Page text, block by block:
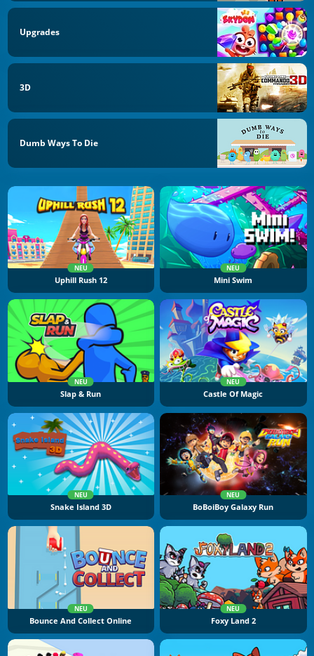
Upgrades
3D
Dumb Ways To Die
NEU
Uphill Rush 12
NEU
Mini Swim
NEU
Slap & Run
NEU
Castle Of Magic
NEU
Snake Island 3D
NEU
BoBoiBoy Galaxy Run
NEU
Bounce And Collect Online
NEU
Foxy Land 2